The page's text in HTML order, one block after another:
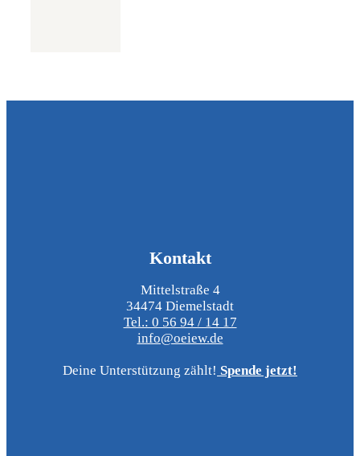
Kontakt
Mittelstraße 4
34474 Diemelstadt
Tel.: 0 56 94 / 14 17
info@oeiew.de
Deine Unterstützung zählt! Spende jetzt!